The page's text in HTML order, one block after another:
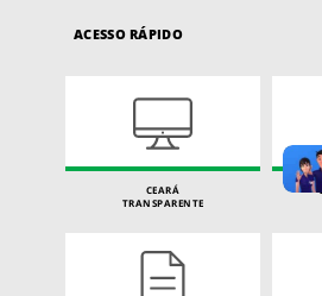
ACESSO RÁPIDO
CEARÁ
TRANSPARENTE